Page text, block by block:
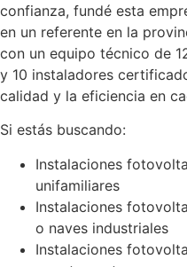
confianza, fundé esta
en un referente en la
con un equipo técnico de
y 10 instaladores
calidad y la eficiencia en
Si estás buscando:
Instalaciones
unifamiliares
Instalaciones
o naves industriales
Instalaciones